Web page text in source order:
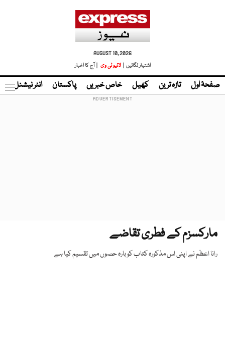
AUGUST 10, 2026
اشتہار لگائیں |
لائیو ٹی وی | آج کا اخبار
صفحۂ اول تازہ ترین کھیل خاص خبریں پاکستان انٹر نیشنل
مارکسزم کے فطری تقاضے
رانا اعظم نے اپنی اس مذکورہ کتاب کو بارہ حصوں میں تقسیم کیا ہے